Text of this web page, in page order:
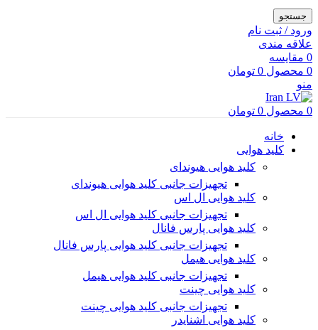
جستجو
ورود / ثبت نام
علاقه مندی
0 مقایسه
0 محصول 0 تومان
منو
0 محصول 0 تومان
خانه
کلید هوایی
کلید هوایی هیوندای
تجهیزات جانبی کلید هوایی هیوندای
کلید هوایی ال اس
تجهیزات جانبی کلید هوایی ال اس
کلید هوایی پارس فانال
تجهیزات جانبی کلید هوایی پارس فانال
کلید هوایی هیمل
تجهیزات جانبی کلید هوایی هیمل
کلید هوایی چینت
تجهیزات جانبی کلید هوایی چینت
کلید هوایی اشنایدر